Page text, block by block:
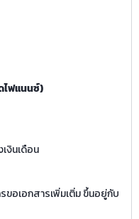
ไฟแนนซ์)
งินเดือน
ขอเอกสารเพิ่มเติ่ม ขึ้นอยู่กับ